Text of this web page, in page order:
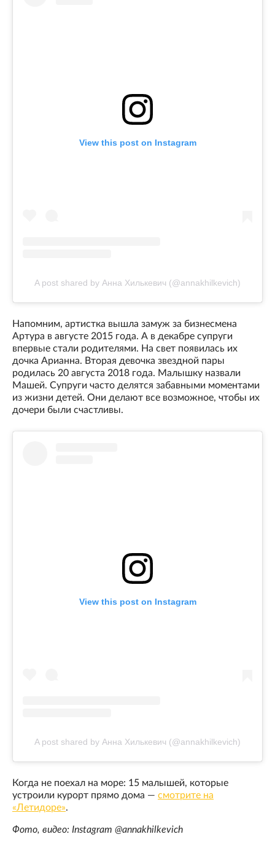
View this post on Instagram
A post shared by Анна Хилькевич (@annakhilkevich)
Напомним, артистка вышла замуж за бизнесмена
Артура в августе 2015 года. А в декабре супруги
впервые стали родителями. На свет появилась их
дочка Арианна. Вторая девочка звездной пары
родилась 20 августа 2018 года. Малышку назвали
Машей. Супруги часто делятся забавными моментами
из жизни детей. Они делают все возможное, чтобы их
дочери были счастливы.
View this post on Instagram
A post shared by Анна Хилькевич (@annakhilkevich)
Когда не поехал на море: 15 малышей, которые
устроили курорт прямо дома — смотрите на
«Летидоре».
Фото, видео: Instagram @annakhilkevich